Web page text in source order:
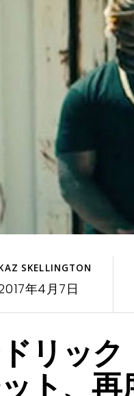
SKELLINGTON
年4月7日
リック
ト、再